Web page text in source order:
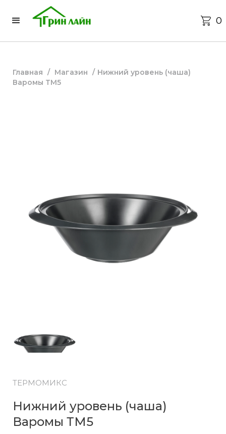
0
Главная / Магазин / Нижний уровень (чаша)
Варомы ТМ5
ТЕРМОМИКС
Нижний уровень (чаша)
Варомы ТМ5